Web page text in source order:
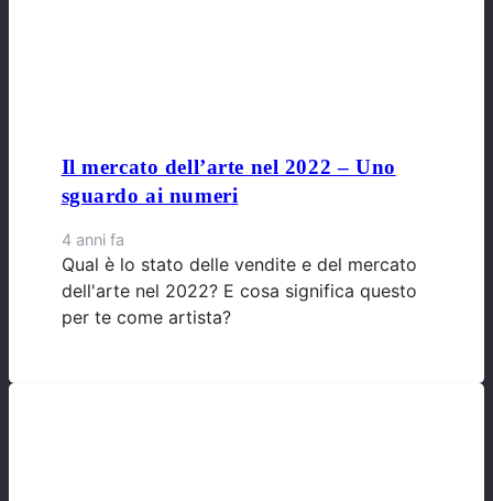
Il mercato dell’arte nel 2022 – Uno
sguardo ai numeri
4 anni fa
Qual è lo stato delle vendite e del mercato
dell'arte nel 2022? E cosa significa questo
per te come artista?